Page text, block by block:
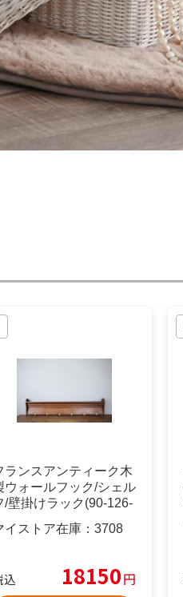
ランスアンティーク木
ウォールフック/シェル
/壁掛けラック(90-126-
イストア在庫： 3708
込 18150円